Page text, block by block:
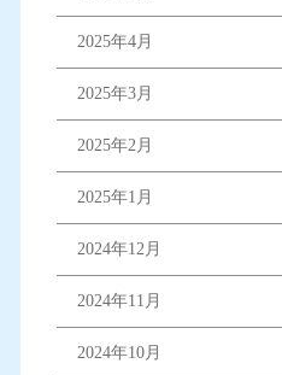
2025年4月
2025年3月
2025年2月
2025年1月
2024年12月
2024年11月
2024年10月